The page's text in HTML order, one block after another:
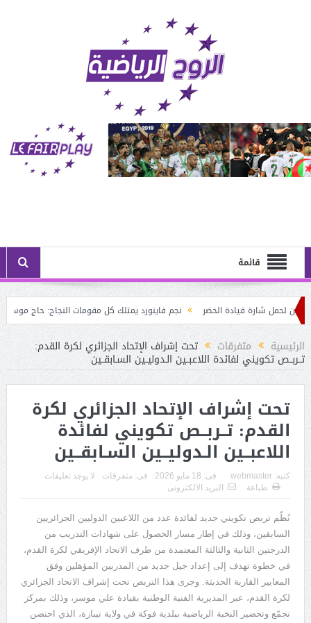
قائمة
شارة قيادة الخضر نجم فاينورد يمتلك كل مقومات النجاح: حاج موسى
الرئيسية متفرقات تحت إشراف الإتحاد الجزائري لكرة القدم:
تــربــص تكويني لفائدة اللاعبــين الـدوليــين السـابقــين
تحت إشراف الإتحاد الجزائري لكرة
القدم: تــربــص تكويني لفائدة
اللاعبــين الـدوليــين السـابقــين
كتبه: webmaster فى: 18 مايو 2026 فى: متفرقات
لا يوجد تعليقات
طباعة
البريد الالكترونى
نُظّم تربص تكويني جديد لفائدة عدد من اللاعبين الدوليين الجزائريين
السابقين، وذلك في إطار مسار الحصول على شهادات التدريب من
الدرجتين الثانية والثالثة المعتمدة من طرف الاتحاد الإفريقي لكرة القدم،
في خطوة تهدف إلى إعداد جيل جديد من المدربين المؤهلين وفق
المعايير القارية الحديثة. وجرى هذا التربص تحت إشراف الاتحاد الجزائري
لكرة القدم، عبر المديرية الفنية الوطنية بقيادة علي موسر، وذلك بمركز
تجمّع وتحضير النخبة الرياضية ببلدية فوكة في ولاية تيبازة، الذي احتضن